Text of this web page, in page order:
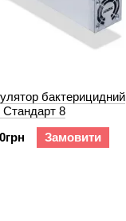
бактерицидний
8
Замовити